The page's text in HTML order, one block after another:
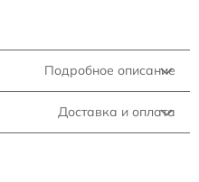
Подробное описание
Доставка и оплата